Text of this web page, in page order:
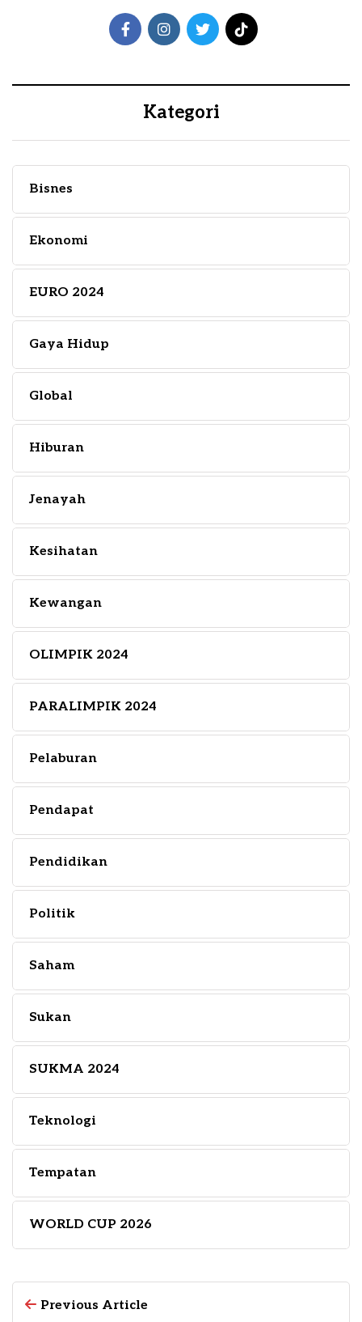
Kategori
Bisnes
Ekonomi
EURO 2024
Gaya Hidup
Global
Hiburan
Jenayah
Kesihatan
Kewangan
OLIMPIK 2024
PARALIMPIK 2024
Pelaburan
Pendapat
Pendidikan
Politik
Saham
Sukan
SUKMA 2024
Teknologi
Tempatan
WORLD CUP 2026
Previous Article